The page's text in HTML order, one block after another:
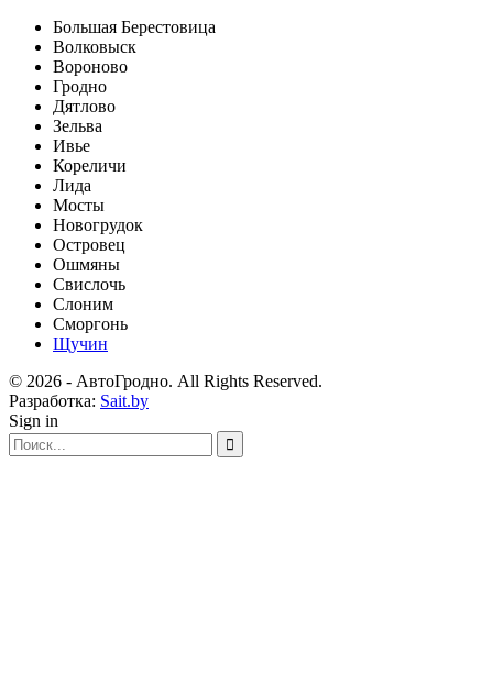
Большая Берестовица
Волковыск
Вороново
Гродно
Дятлово
Зельва
Ивье
Кореличи
Лида
Мосты
Новогрудок
Островец
Ошмяны
Свислочь
Слоним
Сморгонь
Щучин
© 2026 - АвтоГродно. All Rights Reserved.
Разработка: Sait.by
Sign in